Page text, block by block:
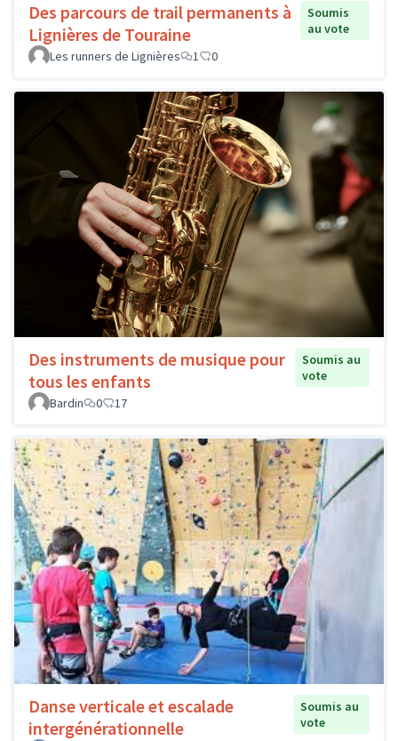
Des parcours de trail permanents à
Lignières de Touraine
Soumis
au vote
Les runners de Lignières
1 0
Des instruments de musique pour
tous les enfants
Soumis au
vote
Bardin
0 17
Danse verticale et escalade
intergénérationnelle
Soumis au
vote